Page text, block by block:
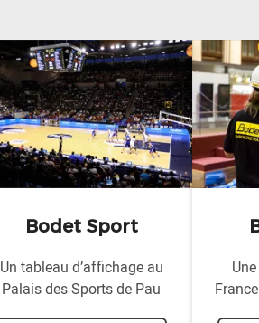
Bodet Sport
Un tableau d’affichage au
Palais des Sports de Pau